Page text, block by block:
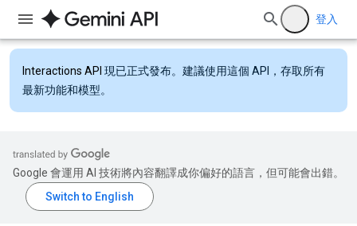
登入
Interactions API 現已正式發布。建議使用這個 API，存取所有
最新功能和模型。
Google 會運用 AI 技術將內容翻譯成你偏好的語言，但可能會出錯。